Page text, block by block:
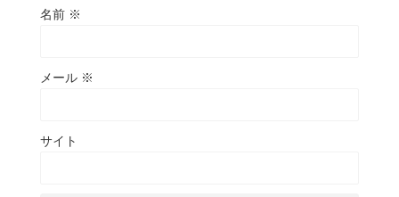
名前 ※
メール ※
サイト